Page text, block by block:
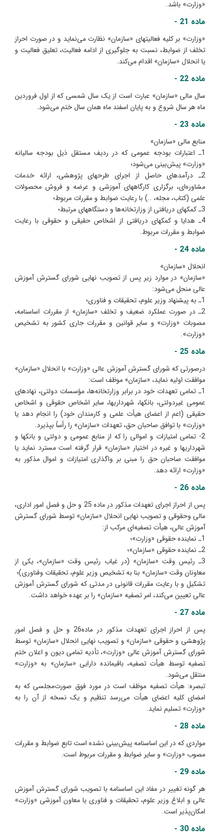
«وزارت» باشد.
ماده 21 -
«وزارت» بر کلیه فعالیتهای «سازمان» نظارت می‌نماید و در صورت احراز
تخلف از ضوابط، نسبت به جلوگیری از ادامه فعالیت، تعلیق فعالیت و
یا انحلال «سازمان» اقدام می‌کند.
ماده 22 -
سال مالی «سازمان» عبارت است از یک سال شمسی که از اول فروردین
ماه ‌هر سال شروع و به پایان اسفند ماه‌ همان سال ختم می‌شود.
ماده 23 -
منابع مالی «سازمان»
1ـ اعتبارات بودجه عمومی که در ردیف مستقل ذیل بودجه سالیانه
«وزارت» پیش‌بینی می‌شود؛
2ـ درآمدهای حاصل از اجرای طرحهای پژوهشی، ارائه خدمات
مشاوره‌ای، برگزاری کارگاههای آموزشی و عرضه و فروش محصولات
علمی (کتاب، مجله، ..) با رعایت ضوابط و مقررات مربوط؛
3ـ کمکهای دریافتی از وزارتخانه‌ها و دستگاههای مرتبط؛
4ـ هدایا و کمکهای دریافتی از اشخاص حقیقی و حقوقی با رعایت
ضوابط و مقررات مربوط.
ماده 24 -
انحلال «سازمان»
«سازمان» در موارد زیر پس از تصویب نهایی شورای گسترش آموزش
عالی منحل می‌شود:
1ـ به پیشنهاد وزیر علوم، تحقیقات و فناوری؛
2ـ در صورت عملکرد ضعیف و تخلف «سازمان» از مقررات اساسنامه،
مصوبات «وزارت» و سایر قوانین و مقررات جاری کشور به تشخیص
«وزارت».
ماده 25 -
درصورتی که شورای گسترش آموزش عالی «وزارت» با انحلال «سازمان»
موافقت اولیه نماید، «سازمان» موظف است:
1ـ تمامی تعهدات خود در برابر وزارتخانه‌ها، مؤسسات دولتی، نهادهای
عمومی غیردولتی، بانکها، شهرداریها، سایر اشخاص حقوقی و اشخاص
حقیقی (اعم از اعضای هیأت علمی و کارمندان خود) را انجام دهد یا
«وزارت» با توافق صاحبان حق، تعهدات «سازمان» را رأساً بپذیرد.
2- تمامی امتیازات و اموالی را که از منابع عمومی و دولتی و بانکها و
شهرداریها و غیره در اختیار «سازمان» قرار گرفته است مسترد نماید یا
موافقت صاحبان حق را مبنی بر واگذاری امتیازات و اموال مذکور به
«وزارت» ارائه دهد.
ماده 26 -
پس از احراز اجرای تعهدات مذکور در ماده 25 و حل و فصل امور اداری،
مالی وحقوقی و تصویب نهایی انحلال «سازمان» توسط شورای گسترش
آموزش عالی، هیأت تصفیه‌ای مرکب از:
1ـ نماینده حقوقی «وزارت»؛
2ـ نماینده حقوقی «سازمان»؛
3ـ رئیس وقت «سازمان» (در غیاب رئیس وقت «سازمان»، یکی از
معاونان وقت «سازمان» بنا به تشخیص وزیر علوم، تحقیقات وفناوری)؛
تشکیل و با رعایت مقررات قانونی در مدتی که شورای گسترش آموزش
عالی تعیین می‌کند، امر تصفیه «سازمان» را بر عهده خواهد داشت.
ماده 27 -
پس از احراز اجرای تعهدات مذکور در ماده26 و حل و فصل امور
پژوهشی و حقوقی «سازمان» و تصویب نهایی انحلال «سازمان» توسط
شورای گسترش آموزش عالی «وزارت»، تأدیه تمامی دیون و اعلان ختم
تصفیه توسط هیأت تصفیه، باقیمانده دارایی «سازمان» به «وزارت»
منتقل می‌شود.
تبصره: هیأت تصفیه موظف است در مورد فوق صورت‌مجلسی که به
امضای کلیه اعضای هیأت می‌رسد تنظیم و یک نسخه از آن را به
«وزارت» تسلیم نماید.
ماده 28 -
مواردی که در این اساسنامه پیش‌بینی نشده است تابع ضوابط و مقررات
مصوب «وزارت» و سایر ضوابط و مقررات مربوط است.
ماده 29 -
هر گونه تغییر در مفاد این اساسنامه با تصویب شورای گسترش آموزش
عالی و ابلاغ وزیر علوم، تحقیقات و فناوری یا معاون آموزشی «وزارت»
امکان‌پذیر است.
ماده 30 -